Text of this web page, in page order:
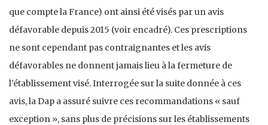
que compte la France) ont ainsi été visés par un avis
défavorable depuis 2015 (voir encadré). Ces prescriptions
ne sont cependant pas contraignantes et les avis
défavorables ne donnent jamais lieu à la fermeture de
l’établissement visé. Interrogée sur la suite donnée à ces
avis, la Dap a assuré suivre ces recommandations « sauf
exception », sans plus de précisions sur les établissements